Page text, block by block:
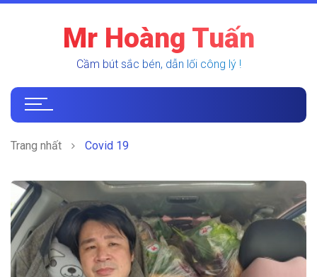
Mr Hoàng Tuấn
Cầm bút sắc bén, dẫn lối công lý !
Trang nhất Covid 19